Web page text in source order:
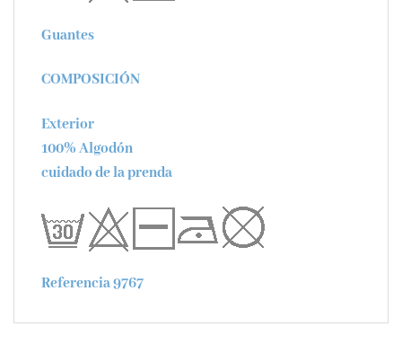
Guantes
COMPOSICIÓN
Exterior
100% Algodón
cuidado de la prenda
Referencia 9767